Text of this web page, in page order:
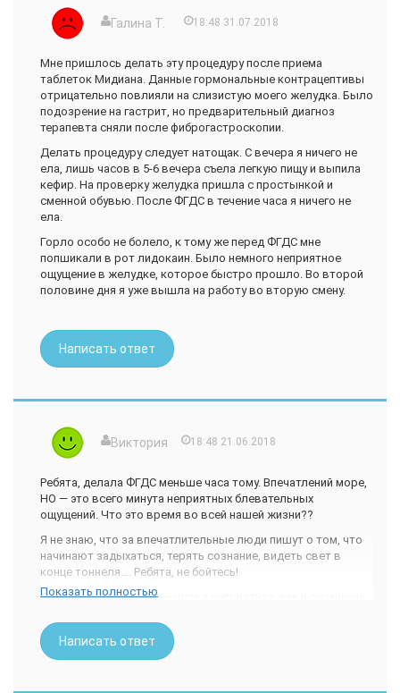
Галина Т. 18:48 31.07.2018
Мне пришлось делать эту процедуру после приема
таблеток Мидиана. Данные гормональные контрацептивы
отрицательно повлияли на слизистую моего желудка. Было
подозрение на гастрит, но предварительный диагноз
терапевта сняли после фиброгастроскопии.
Делать процедуру следует натощак. С вечера я ничего не
ела, лишь часов в 5-6 вечера съела легкую пищу и выпила
кефир. На проверку желудка пришла с простынкой и
сменной обувью. После ФГДС в течение часа я ничего не
ела.
Горло особо не болело, к тому же перед ФГДС мне
попшикали в рот лидокаин. Было немного неприятное
ощущение в желудке, которое быстро прошло. Во второй
половине дня я уже вышла на работу во вторую смену.
Написать ответ
Виктория 18:48 21.06.2018
Ребята, делала ФГДС меньше часа тому. Впечатлений море,
НО — это всего минута неприятных блевательных
ощущений. Что это время во всей нашей жизни??
Я не знаю, что за впечатлительные люди пишут о том, что
начинают задыхаться, терять сознание, видеть свет в
конце тоннеля…. Ребята, не бойтесь!
Да, рвотный рефлекс — штука неприятная, как и ощущение
же, шланг очень тонкий!
Горло обрабатывают лидокаином, чтобы оно потеряло
Показать полностью
Написать ответ